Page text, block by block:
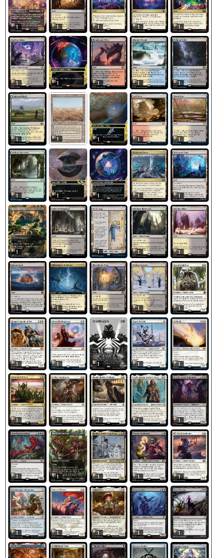
1 1 1 1 1
1 1 1 1 1
1 1 1 1 1
1 1 1 1 1
1 1 1 1 1
1 1 1 1 1
1 1 1 1 1
1 1 1 1 1
1 1 1 1 1
1 1 1 1 1